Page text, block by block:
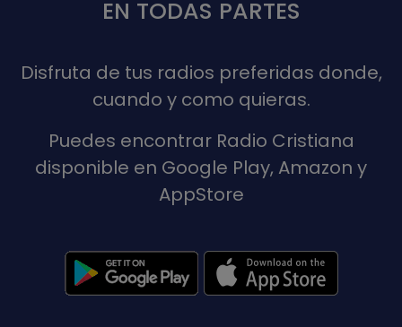
EN TODAS PARTES
Disfruta de tus radios preferidas donde,
cuando y como quieras.
Puedes encontrar Radio Cristiana
disponible en Google Play, Amazon y
AppStore